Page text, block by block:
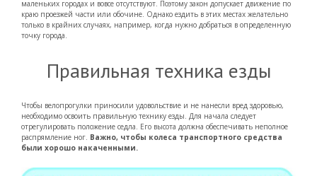
маленьких городах и вовсе отсутствуют. Поэтому закон допускает движение по
краю проезжей части или обочине. Однако ездить в этих местах желательно
только в крайних случаях, например, когда нужно добраться в определенную
точку города.
Правильная техника езды
Чтобы велопрогулки приносили удовольствие и не нанесли вред здоровью,
необходимо освоить правильную технику езды. Для начала следует
отрегулировать положение седла. Его высота должна обеспечивать неполное
распрямление ног. Важно, чтобы колеса транспортного средства
были хорошо накаченными.